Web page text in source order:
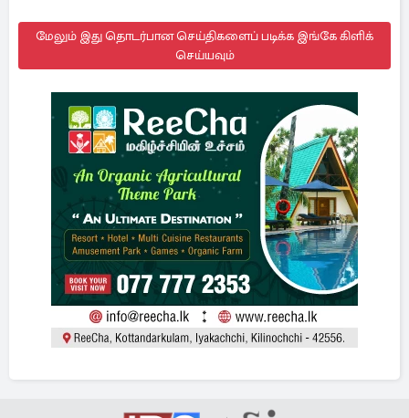
மேலும் இது தொடர்பான செய்திகளைப் படிக்க இங்கே கிளிக்
செய்யவும்